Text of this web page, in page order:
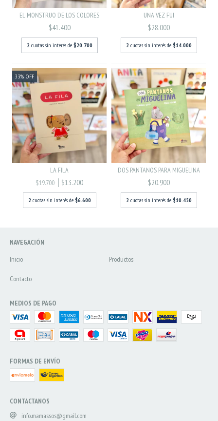
EL MONSTRUO DE LOS COLORES
$41.400
2 cuotas sin interés de $20.700
UNA VEZ FUI
$28.000
2 cuotas sin interés de $14.000
33% OFF
LA FILA
$19.700
$13.200
2 cuotas sin interés de $6.600
DOS PANTANOS PARA MIGUELINA
$20.900
2 cuotas sin interés de $10.450
NAVEGACIÓN
Inicio
Productos
Contacto
MEDIOS DE PAGO
FORMAS DE ENVÍO
CONTACTANOS
info.mamassos@gmail.com